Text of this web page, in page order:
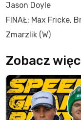
Jason Doyle
FINAŁ: Max Fricke,
Zmarzlik (W)
Zobacz